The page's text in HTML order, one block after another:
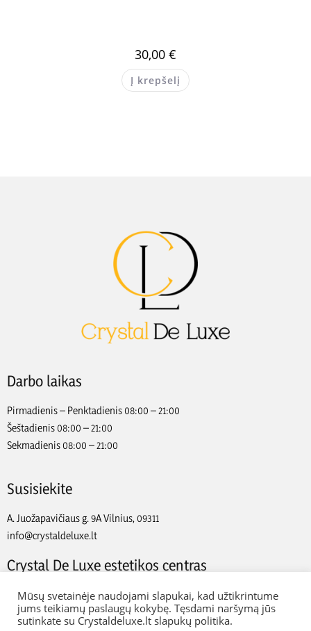
30,00 €
Į krepšelį
Darbo laikas
Pirmadienis – Penktadienis 08:00 – 21:00
Šeštadienis 08:00 – 21:00
Sekmadienis 08:00 – 21:00
Susisiekite
A. Juožapavičiaus g. 9A Vilnius, 09311
info@crystaldeluxe.lt
Crystal De Luxe estetikos centras
2022 Crystal De Luxe estetikos centras. Visos teisės saugomos.
Mūsų svetainėje naudojami slapukai, kad užtikrintume
jums teikiamų paslaugų kokybę. Tęsdami naršymą jūs
sutinkate su Crystaldeluxe.lt slapukų politika.